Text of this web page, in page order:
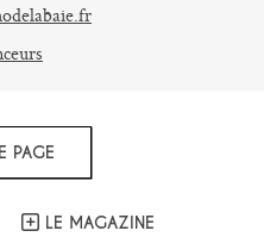
HAUT DE PAGE
LE MAGAZINE